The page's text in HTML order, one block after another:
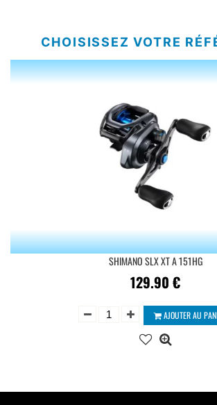
CHOISISSEZ VOTRE
SHIMANO SLX XT A 151HG
129.90 €
AJOUTER AU